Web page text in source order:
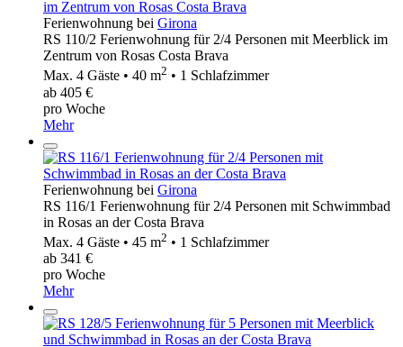
Ferienwohnung bei Girona
RS 110/2 Ferienwohnung für 2/4 Personen mit Meerblick im
Zentrum von Rosas Costa Brava
Max. 4 Gäste • 40 m2 • 1 Schlafzimmer
ab 405 €
pro Woche
Mehr
Ferienwohnung bei Girona
RS 116/1 Ferienwohnung für 2/4 Personen mit Schwimmbad
in Rosas an der Costa Brava
Max. 4 Gäste • 45 m2 • 1 Schlafzimmer
ab 341 €
pro Woche
Mehr